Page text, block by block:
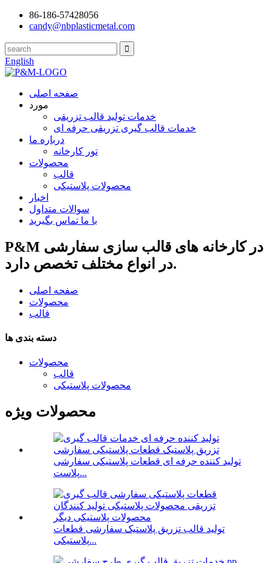
86-186-57428056
candy@nbplasticmetal.com
English
صفحه اصلی
مورد
خدمات تولید قالب تزریقی
خدمات قالب گیری تزریقی حرفه ای
درباره ما
تور کارخانه
محصولات
قالب
محصولات پلاستیکی
اخبار
سوالات متداول
با ما تماس بگیرید
P&M در کارخانه های قالب سازی سفارشی
در انواع مختلف تخصص دارد.
صفحه اصلی
محصولات
قالب
دسته بندی ها
محصولات
قالب
محصولات پلاستیکی
محصولات ویژه
تولید کننده حرفه ای قطعات پلاستیکی سفارشی
پلاست...
تولید قالب تزریق پلاستیک سفارشی قطعات
پلاستیکی...